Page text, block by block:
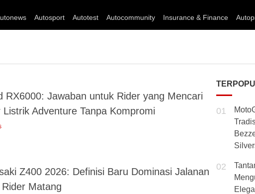
Autosport Autotest Autocommunity Insurance & Finance
RX6000: Jawaban untuk Rider yang Mencari
Listrik Adventure Tanpa Kompromi
Z400 2026: Definisi Baru Dominasi Jalanan
Matang
01
02